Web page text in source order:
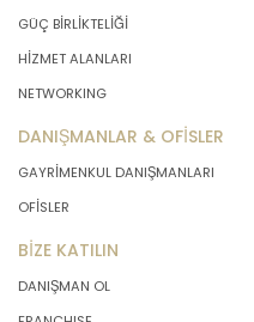
GÜÇ BİRLİKTELİĞİ
HİZMET ALANLARI
NETWORKING
DANIŞMANLAR & OFİSLER
GAYRİMENKUL DANIŞMANLARI
OFİSLER
BİZE KATILIN
DANIŞMAN OL